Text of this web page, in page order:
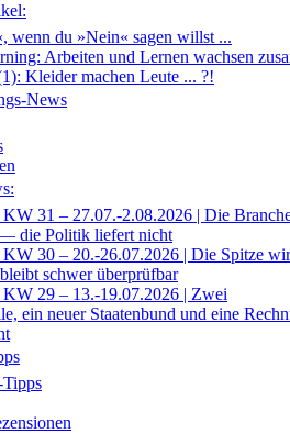
wenn du »Nein« sagen willst ...
Arbeiten und Lernen wachsen
Kleider machen Leute ... ?!
News
31 – 27.07.-2.08.2026 | Die
die Politik liefert nicht
30 – 20.-26.07.2026 | Die Spitze
schwer überprüfbar
29 – 13.-19.07.2026 | Zwei
ein neuer Staatenbund und eine